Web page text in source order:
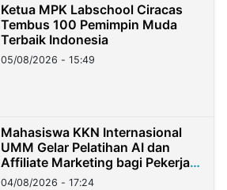
Ketua MPK Labschool Ciracas
Tembus 100 Pemimpin Muda
Terbaik Indonesia
05/08/2026 - 15:49
Mahasiswa KKN Internasional
UMM Gelar Pelatihan AI dan
Affiliate Marketing bagi Pekerja
Migran Indonesia di Taiwan
04/08/2026 - 17:24